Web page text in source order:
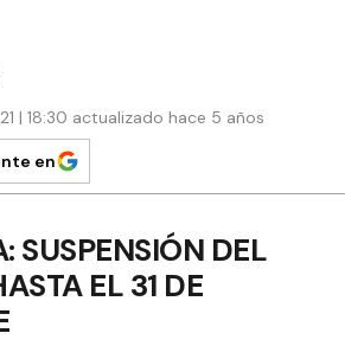
| 18:30 actualizado hace 5 años
en
SUSPENSIÓN DEL
EL 31 DE